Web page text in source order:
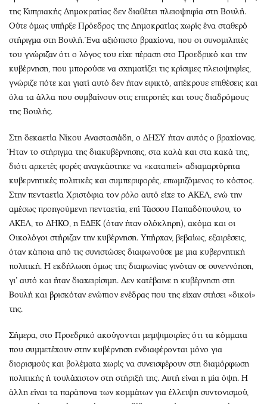
της Κυπριακής Δημοκρατίας δεν διαθέτει πλειοψηφία στη Βουλή.
Ούτε όμως υπήρξε Πρόεδρος της Δημοκρατίας χωρίς ένα σταθερό
στήριγμα στη Βουλή. Ένα αξιόπιστο βραχίονα, που οι συνομιλητές
του γνώριζαν ότι ο λόγος του είχε πέραση στο Προεδρικό και την
κυβέρνηση, που μπορούσε να σχηματίζει τις κρίσιμες πλειοψηφίες,
γνώριζε πότε και γιατί αυτό δεν ήταν εφικτό, απέκρουε επιθέσεις και
όλα τα άλλα που συμβαίνουν στις επιτροπές και τους διαδρόμους
της Βουλής.
Στη δεκαετία Νίκου Αναστασιάδη, ο ΔΗΣΥ ήταν αυτός ο βραχίονας.
Ήταν το στήριγμα της διακυβέρνησης, στα καλά και στα κακά της,
διότι αρκετές φορές αναγκάστηκε να «καταπιεί» αδιαμαρτύρητα
κυβερνητικές πολιτικές και συμπεριφορές, επωμιζόμενος το κόστος.
Στην πενταετία Χριστόφια τον ρόλο αυτό είχε το ΑΚΕΛ, ενώ την
αμέσως προηγούμενη πενταετία, επί Τάσσου Παπαδόπουλου, το
ΑΚΕΛ, το ΔΗΚΟ, η ΕΔΕΚ (όταν ήταν ολόκληρη), ακόμα και οι
Οικολόγοι στήριζαν την κυβέρνηση. Υπήρχαν, βεβαίως, εξαιρέσεις,
όταν κάποια από τις συνιστώσες διαφωνούσε με μια κυβερνητική
πολιτική. Η εκδήλωση όμως της διαφωνίας γινόταν σε συνεννόηση,
γι’ αυτό και ήταν διαχειρίσιμη. Δεν κατέβαινε η κυβέρνηση στη
Βουλή και βρισκόταν ενώπιον ενέδρας που της είχαν στήσει «δικοί»
της.
Σήμερα, στο Προεδρικό ακούγονται μεμψιμοιρίες ότι τα κόμματα
που συμμετέχουν στην κυβέρνηση ενδιαφέρονται μόνο για
διορισμούς και βολέματα χωρίς να συνεισφέρουν στη διαμόρφωση
πολιτικής ή τουλάχιστον στη στήριξή της. Αυτή είναι η μία όψη. Η
άλλη είναι τα παράπονα των κομμάτων για έλλειψη συντονισμού,